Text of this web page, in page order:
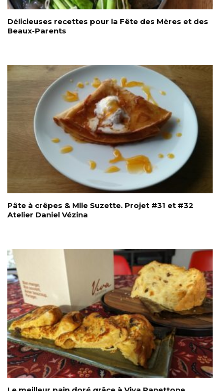
Délicieuses recettes pour la Fête des Mères et des
Beaux-Parents
Pâte à crêpes & Mlle Suzette. Projet #31 et #32
Atelier Daniel Vézina